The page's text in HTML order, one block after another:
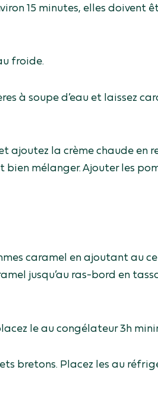
15 minutes, elles doivent
froide.
à soupe d’eau et laissez
ajoutez la crème chaude en
mélanger. Ajouter les
caramel en ajoutant au
jusqu’au ras-bord en
le au congélateur 3h
bretons. Placez les au